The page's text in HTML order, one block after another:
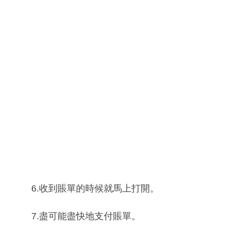
6.收到賬單的時候就馬上打開。
7.盡可能盡快地支付賬單。